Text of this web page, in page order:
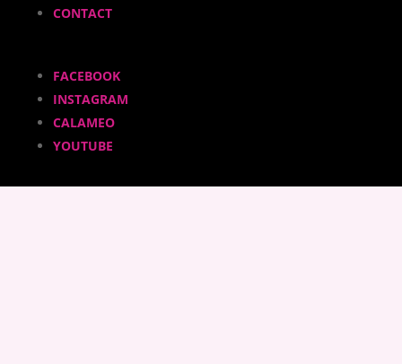
CONTACT
FACEBOOK
INSTAGRAM
CALAMEO
YOUTUBE